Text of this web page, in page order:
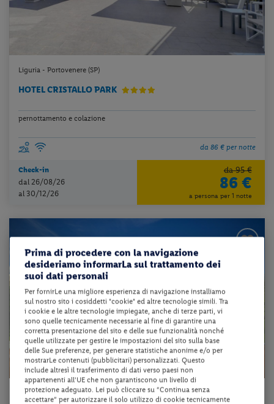
Liguria - Portovenere (SP)
HOTEL CRISTALLO PARK
pernottamento e colazione
da 86 € per notte
Check-in
dal 26/08/26
al 30/12/26
da 95 €
86 €
a persona per 1 notte
Liguria - Ameglia (SP)
Prima di procedere con la navigazione
desideriamo informarLa sul trattamento dei
suoi dati personali
Per fornirLe una migliore esperienza di navigazione installiamo
sul nostro sito i cosiddetti "cookie" ed altre tecnologie simili. Tra
i cookie e le altre tecnologie impiegate, anche di terze parti, vi
sono quelle tecnicamente necessarie al fine di garantire una
corretta presentazione del sito e delle sue funzionalità nonché
quelle utilizzate per gestire le impostazioni del sito sulla base
delle Sue preferenze, per generare statistiche anonime e/o per
mostrarLe contenuti (pubblicitari) personalizzati. Questo
include altresì il trasferimento di dati verso paesi non
appartenenti all'UE che non garantiscono un livello di
protezione adeguato. Lei può cliccare su “Continua senza
accettare” per autorizzare il solo utilizzo di cookie tecnicamente